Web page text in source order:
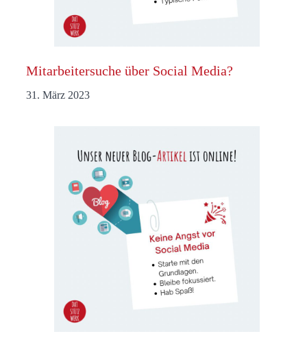
Mitarbeitersuche über Social Media?
31. März 2023